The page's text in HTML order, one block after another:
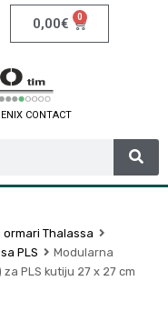
0,00€ 0
ENIX CONTACT
Thalassa
PLS
Modularna
PLS kutiju 27 x 27 cm